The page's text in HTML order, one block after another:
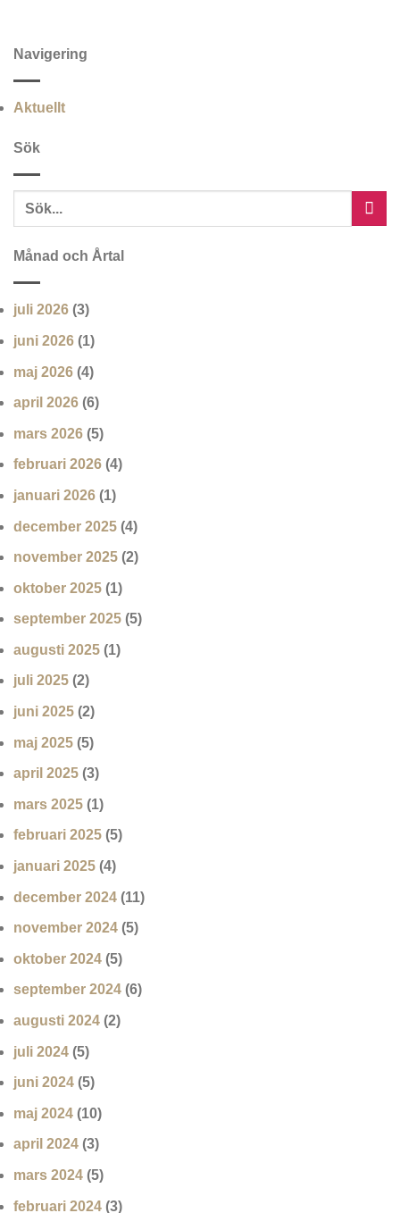
Navigering
Aktuellt
Sök
Månad och Årtal
juli 2026 (3)
juni 2026 (1)
maj 2026 (4)
april 2026 (6)
mars 2026 (5)
februari 2026 (4)
januari 2026 (1)
december 2025 (4)
november 2025 (2)
oktober 2025 (1)
september 2025 (5)
augusti 2025 (1)
juli 2025 (2)
juni 2025 (2)
maj 2025 (5)
april 2025 (3)
mars 2025 (1)
februari 2025 (5)
januari 2025 (4)
december 2024 (11)
november 2024 (5)
oktober 2024 (5)
september 2024 (6)
augusti 2024 (2)
juli 2024 (5)
juni 2024 (5)
maj 2024 (10)
april 2024 (3)
mars 2024 (5)
februari 2024 (3)